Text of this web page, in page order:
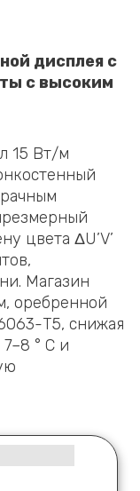
дисплея с
с высоким
15 Вт/м
цвета ΔU’V’
Магазин
оребренной
T5, снижая
° C и